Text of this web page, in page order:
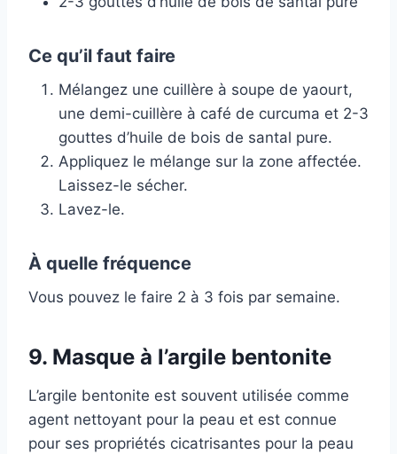
Ce qu’il faut faire
Mélangez une cuillère à soupe de yaourt,
une demi-cuillère à café de curcuma et 2-3
gouttes d’huile de bois de santal pure.
Appliquez le mélange sur la zone affectée.
Laissez-le sécher.
Lavez-le.
À quelle fréquence
Vous pouvez le faire 2 à 3 fois par semaine.
9. Masque à l’argile bentonite
L’argile bentonite est souvent utilisée comme
agent nettoyant pour la peau et est connue
pour ses propriétés cicatrisantes pour la peau